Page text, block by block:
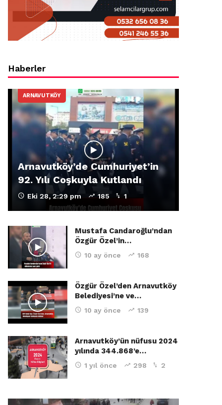
Haberler
ARNAVUTKÖY
Arnavutköy’de Cumhuriyet’in
92. Yılı Coşkuyla Kutlandı
Eki 28, 2:29 pm 185 1
Mustafa Candaroğlu’ndan
Özgür Özel’in…
10 ay önce 168
Özgür Özel’den Arnavutköy
Belediyesi’ne ve…
10 ay önce 139
Arnavutköy’ün nüfusu 2024
yılında 344.868’e…
1 yıl önce 298 2